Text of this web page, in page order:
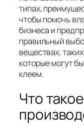
типах,
чтобы помочь
бизнеса и
правильный
веществах,
которые могут
клеем.
Что такое